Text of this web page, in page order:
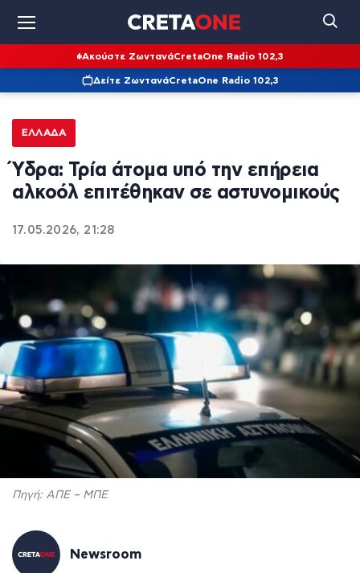
Ακούστε ΖωντανάCretaOne Radio 102,3
Δείτε ΖωντανάCretaOne Radio 102,3
ΕΛΛΆΔΑ
Ύδρα: Τρία άτομα υπό την επήρεια
αλκοόλ επιτέθηκαν σε αστυνομικούς
17.05.2026, 21:28
Πηγή: ΑΠΕ – ΜΠΕ
Newsroom